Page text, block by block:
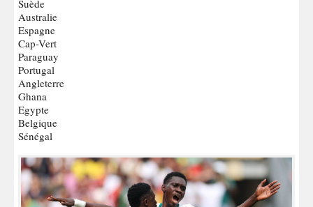
Suède
Australie
Espagne
Cap-Vert
Paraguay
Portugal
Angleterre
Ghana
Egypte
Belgique
Sénégal